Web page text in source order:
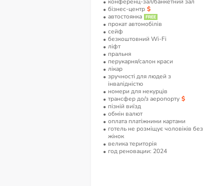
бізнес-центр
автостоянка
прокат автомобілів
сейф
безкоштовний Wi-Fi
ліфт
пральня
перукарня/салон краси
лікар
зручності для людей з
інвалідністю
номери для некурців
трансфер до/з аеропорту
пізній виїзд
обмін валют
оплата платіжними картами
готель не розміщує чоловіків без
жінок
велика територія
год реновации: 2024